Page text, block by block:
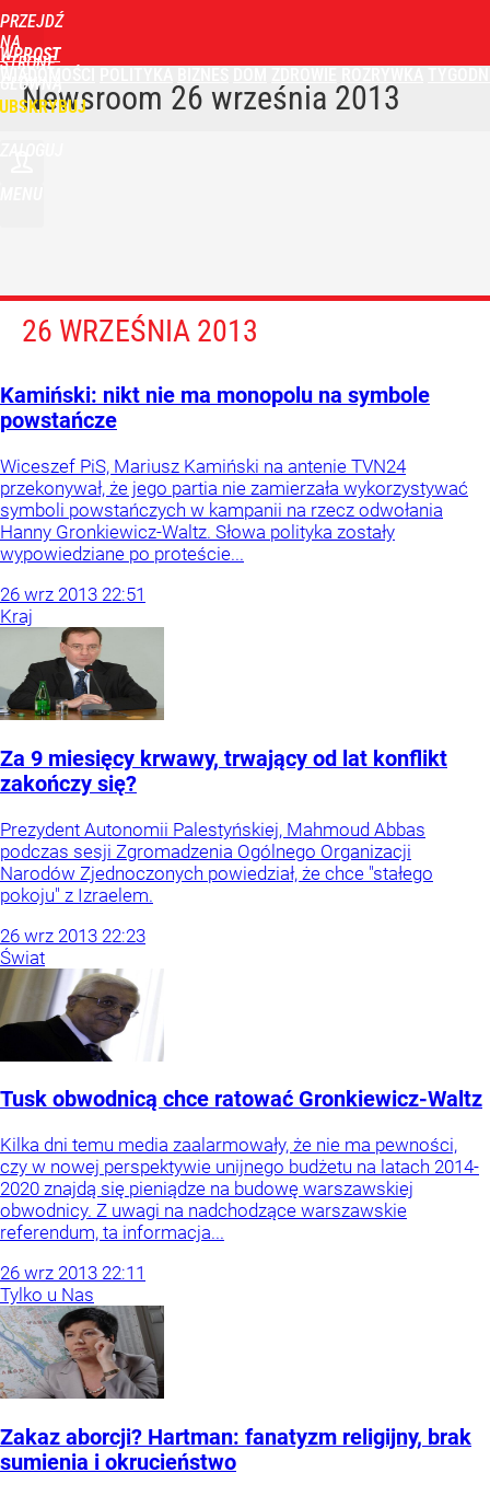
PRZEJDŹ
NA
STRONĘ
GŁÓWNĄ
WPROST
Newsroom 26 września 2013
26 WRZEŚNIA 2013
Kamiński: nikt nie ma monopolu na symbole
powstańcze
Wiceszef PiS, Mariusz Kamiński na antenie TVN24
przekonywał, że jego partia nie zamierzała wykorzystywać
symboli powstańczych w kampanii na rzecz odwołania
Hanny Gronkiewicz-Waltz. Słowa polityka zostały
wypowiedziane po proteście...
26 wrz 2013 22:51
Kraj
Za 9 miesięcy krwawy, trwający od lat konflikt
zakończy się?
Prezydent Autonomii Palestyńskiej, Mahmoud Abbas
podczas sesji Zgromadzenia Ogólnego Organizacji
Narodów Zjednoczonych powiedział, że chce "stałego
pokoju" z Izraelem.
26 wrz 2013 22:23
Świat
Tusk obwodnicą chce ratować Gronkiewicz-Waltz
Kilka dni temu media zaalarmowały, że nie ma pewności,
czy w nowej perspektywie unijnego budżetu na latach 2014-
2020 znajdą się pieniądze na budowę warszawskiej
obwodnicy. Z uwagi na nadchodzące warszawskie
referendum, ta informacja...
26 wrz 2013 22:11
Tylko u Nas
Zakaz aborcji? Hartman: fanatyzm religijny, brak
sumienia i okrucieństwo